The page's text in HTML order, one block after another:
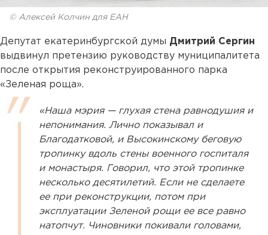
© Алексей Колчин для ЕАН
Депутат екатеринбургской думы Дмитрий Сергин
выдвинул претензию руководству муниципалитета
после открытия реконструированного парка
«Зеленая роща».
«Наша мэрия — глухая стена равнодушия и
непонимания. Лично показывал и
Благодатковой, и Высокинскому беговую
тропинку вдоль стены военного госпиталя
и монастыря. Говорил, что этой тропинке
несколько десятилетий. Если не сделаете
ее при реконструкции, потом при
эксплуатации Зеленой рощи ее все равно
натопчут. Чиновники покивали головами,